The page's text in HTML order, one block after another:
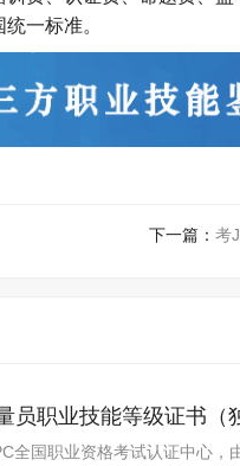
统一标准。
下一篇： 考
员职业技能等级证书（
全国职业资格考试认证中心，